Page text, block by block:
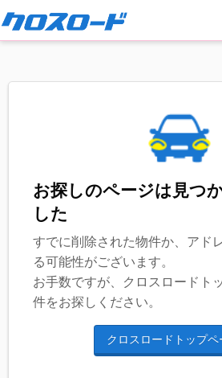
お探しのページは見つ
した
すでに削除された物件か、アド
る可能性がございます。
お手数ですが、クロスロードト
件をお探しください。
クロスロードトップペ